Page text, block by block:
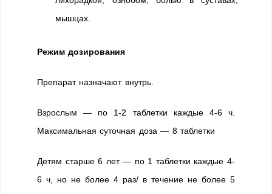
мышцах.
Режим дозирования
Препарат назначают внутрь.
Взрослым — по 1-2 таблетки каждые 4-6 ч.
Максимальная суточная доза — 8 таблетки
Детям старше 6 лет — по 1 таблетки каждые 4-
6 ч, но не более 4 раз/ в течение не более 5